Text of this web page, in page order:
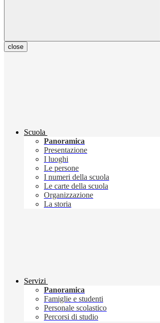
close
Scuola
Panoramica
Presentazione
I luoghi
Le persone
I numeri della scuola
Le carte della scuola
Organizzazione
La storia
Servizi
Panoramica
Famiglie e studenti
Personale scolastico
Percorsi di studio